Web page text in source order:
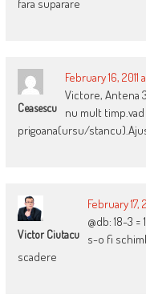
fara suparare
Ceasescu
February 16, 2011
Victore, Antena
nu mult
prigoana(ursu/
Victor Ciutacu
February 17,
@db: 18-3
s-o fi
scadere